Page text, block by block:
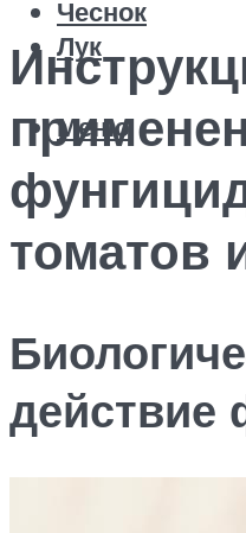
Чеснок
Лук
Меню
томатов
действие